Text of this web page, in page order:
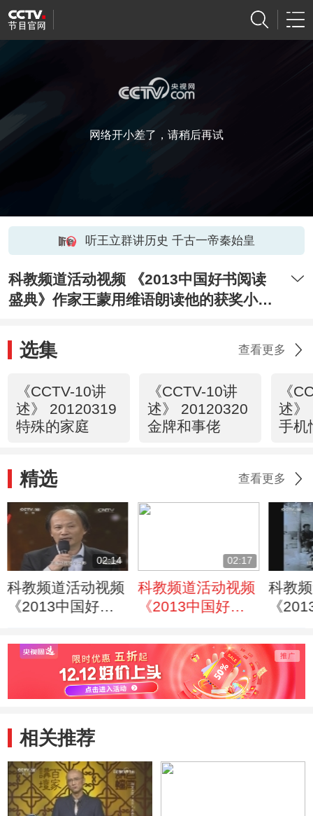
网络开小差了，请稍后再试
听王立群讲历史 千古一帝秦始皇
科教频道活动视频 《2013中国好书阅读
盛典》作家王蒙用维语朗读他的获奖小说
选集 查看更多
《CCTV-10讲
述》 20120319
特殊的家庭
《CCTV-10讲
述》 20120320
金牌和事佬
《
述》
手机
精选 查看更多
02:14
科教频道活动视频
《2013中国好书
《繁花》作者金宇
澄分享写作思路
02:17
科教频道活动视频
《2013中国好书
蒙用维语朗读他的
获奖小说《这边风
景》
科教
《
蒙解
风景
原因
相关推荐